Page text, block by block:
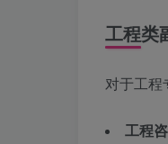
工程类
对于工程
工程